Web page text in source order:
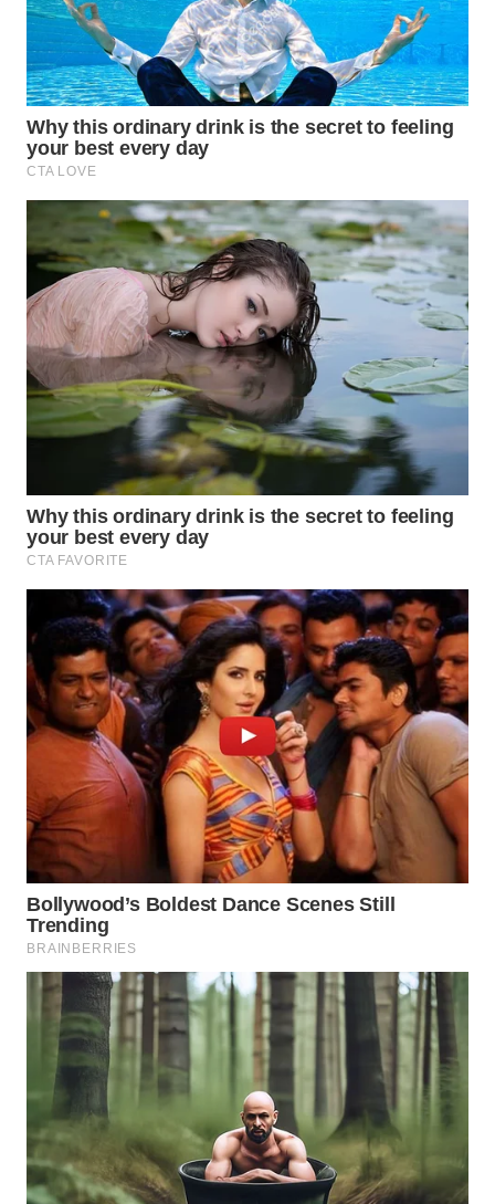
WN DELI
SERDANG
WN
TEBING
TINGGI
WN
PAKPAK
WN
KARAWANG
WN
BEKASI
BOGOR
WN
WN
TAPANULI
UTARA
WN
SAMOSIR
WN
PADANG
LAWAS
WN
SUMEDANG
WN
CIANJUR
KEPULAUAN
SERIBU
WN